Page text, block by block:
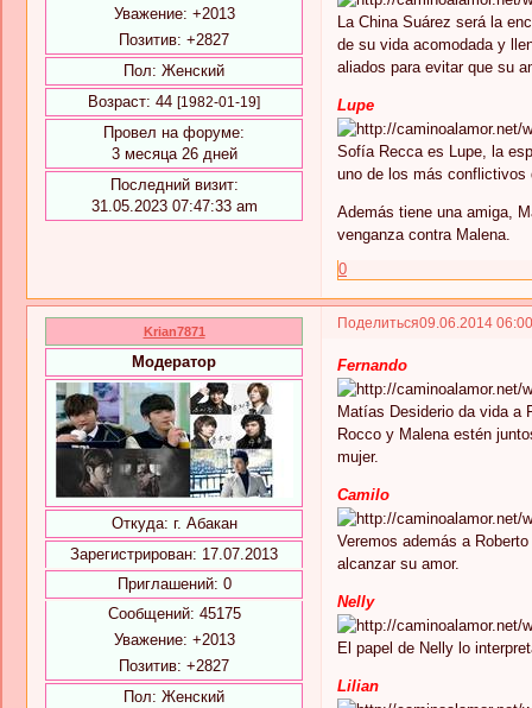
Уважение: +2013
Позитив: +2827
Пол: Женский
Возраст: 44 [1982-01-19]
Провел на форуме:
3 месяца 26 дней
Последний визит:
31.05.2023 07:47:33 am
La China Suárez será la
de su vida acomodada y
aliados para evitar que su
Lupe
Sofía Recca es Lupe, la
uno de los más conflictivos
Además tiene una amiga,
venganza contra Malena.
0
Поделиться09.06.2014
Krian7871
Модератор
Откуда: г. Абакан
Зарегистрирован: 17.07.2013
Приглашений: 0
Сообщений: 45175
Уважение: +2013
Позитив: +2827
Пол: Женский
Fernando
Matías Desiderio da vida a
Rocco y Malena estén
mujer.
Camilo
Veremos además a
alcanzar su amor.
Nelly
El papel de Nelly lo
Lilian